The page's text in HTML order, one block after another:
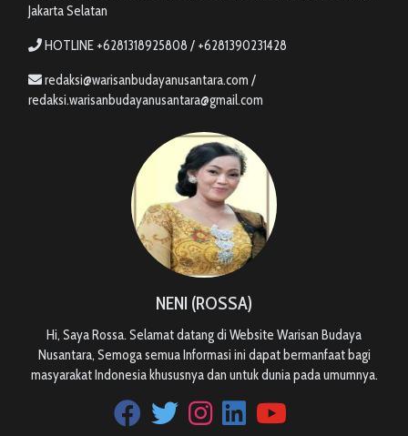
Jakarta Selatan
HOTLINE +6281318925808 / +6281390231428
redaksi@warisanbudayanusantara.com /
redaksi.warisanbudayanusantara@gmail.com
NENI (ROSSA)
Hi, Saya Rossa. Selamat datang di Website Warisan Budaya
Nusantara, Semoga semua Informasi ini dapat bermanfaat bagi
masyarakat Indonesia khususnya dan untuk dunia pada umumnya.